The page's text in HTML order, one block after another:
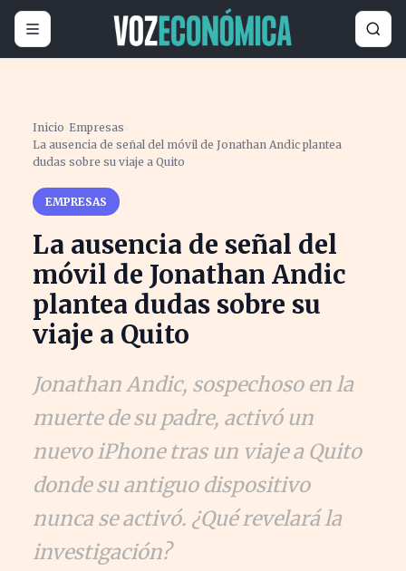
Inicio ›Empresas ›
La ausencia de señal del móvil de Jonathan Andic plantea
dudas sobre su viaje a Quito
EMPRESAS
La ausencia de señal del
móvil de Jonathan Andic
plantea dudas sobre su
viaje a Quito
Jonathan Andic, sospechoso en la
muerte de su padre, activó un
nuevo iPhone tras un viaje a Quito
donde su antiguo dispositivo
nunca se activó. ¿Qué revelará la
investigación?